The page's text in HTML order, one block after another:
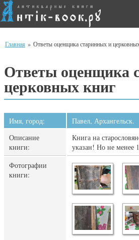
Главная » Ответы оценщика старинных и
Ответы оценщика
церковных книг
Имя, город: Павел, Архангельск.
Описание
книги:
Книга на
указан! Но не менее
Фотографии
книги: